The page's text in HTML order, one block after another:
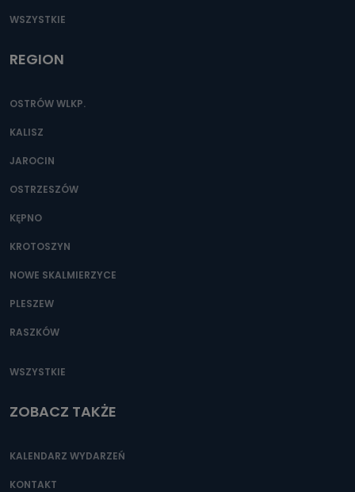
WSZYSTKIE
REGION
OSTRÓW WLKP.
KALISZ
JAROCIN
OSTRZESZÓW
KĘPNO
KROTOSZYN
NOWE SKALMIERZYCE
PLESZEW
RASZKÓW
WSZYSTKIE
ZOBACZ TAKŻE
KALENDARZ WYDARZEŃ
KONTAKT